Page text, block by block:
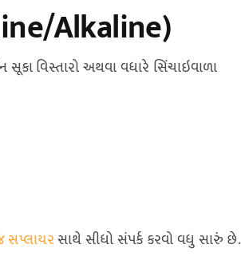
Alkaline)
વિસ્તારો અથવા વધારે સિંચાઇવાળા
સપ્લાયરસાથે સીધો સંપર્ક કરવો વધુ સારું છે.